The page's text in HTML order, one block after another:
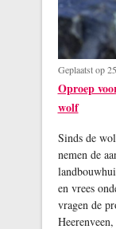
Geplaatst op
Oproep
wolf
Sinds de
nemen de
en vrees
vragen de